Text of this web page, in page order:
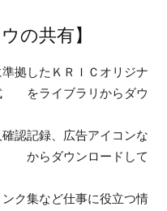
の共有】
拠したＫＲＩＣオリジナ
をライブラリからダウ
認記録、広告アイコンな
からダウンロードして
ク集など仕事に役立つ情